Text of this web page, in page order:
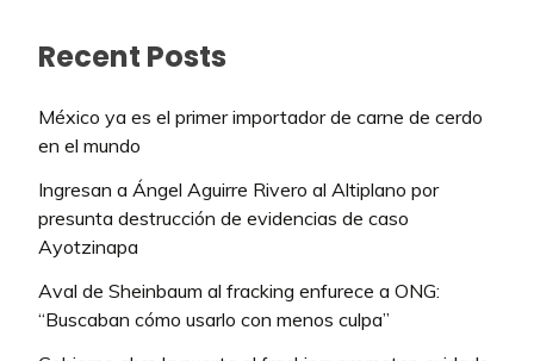
Recent Posts
México ya es el primer importador de carne de cerdo
en el mundo
Ingresan a Ángel Aguirre Rivero al Altiplano por
presunta destrucción de evidencias de caso
Ayotzinapa
Aval de Sheinbaum al fracking enfurece a ONG:
“Buscaban cómo usarlo con menos culpa”